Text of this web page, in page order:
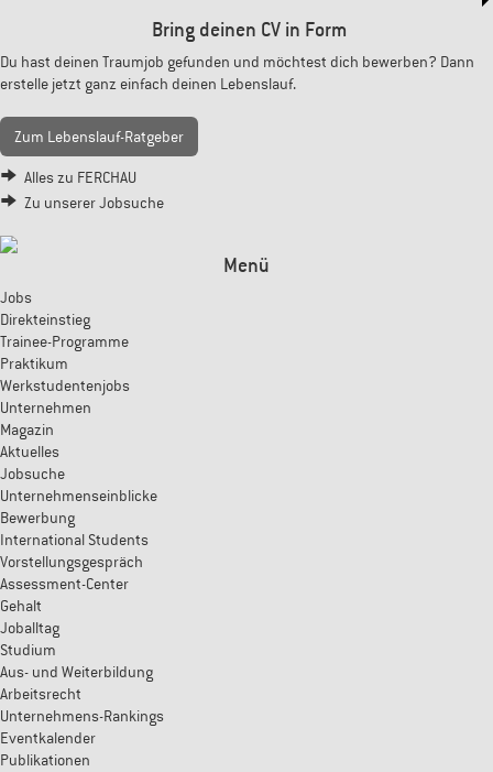
Bring deinen CV in Form
Du hast deinen Traumjob gefunden und möchtest dich bewerben? Dann
erstelle jetzt ganz einfach deinen Lebenslauf.
Zum Lebenslauf-Ratgeber
Alles zu FERCHAU
Zu unserer Jobsuche
Menü
Jobs
Direkteinstieg
Trainee-Programme
Praktikum
Werkstudentenjobs
Unternehmen
Magazin
Aktuelles
Jobsuche
Unternehmenseinblicke
Bewerbung
International Students
Vorstellungsgespräch
Assessment-Center
Gehalt
Joballtag
Studium
Aus- und Weiterbildung
Arbeitsrecht
Unternehmens-Rankings
Eventkalender
Publikationen